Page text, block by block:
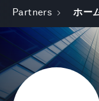
Partners ホー